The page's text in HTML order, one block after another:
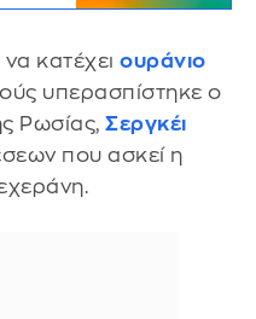
να κατέχει ουράνιο
υπερασπίστηκε ο
Ρωσίας, Σεργκέι
που ασκεί η